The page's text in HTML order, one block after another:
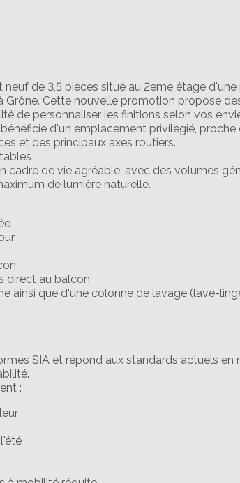
de 3,5 pièces situé au 2eme étage d'une
Cette nouvelle promotion propose
de personnaliser les finitions selon vos
d'un emplacement privilégié,
et des principaux axes routiers.
cadre de vie agréable, avec des volumes
de lumière naturelle.
direct au balcon
ainsi que d'une colonne de lavage (lave-
SIA et répond aux standards actuels en
: